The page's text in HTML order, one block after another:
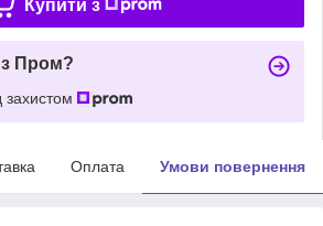
Купити з
з Пром?
захистом
Оплата Умови повернення